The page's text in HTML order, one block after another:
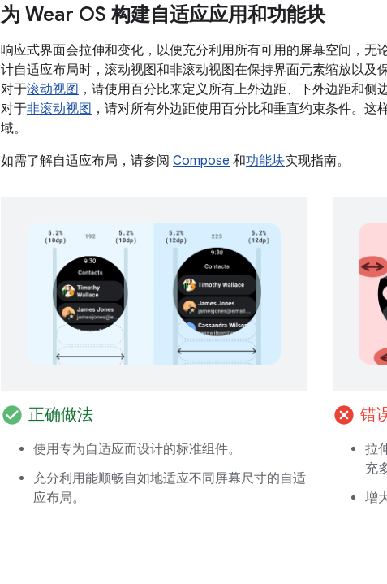
为 Wear OS 构建自适应应用和功能块
响应式界面会拉伸和变化，以便充分利用所有可用的屏幕空间，无
计自适应布局时，滚动视图和非滚动视图在保持界面元素缩放以及
对于滚动视图 ，请使用百分比来定义所有上外边距、下外边距和侧
对于非滚动视图 ，请对所有外边距使用百分比和垂直约束条件。
域。
如需了解自适应布局，请参阅 Compose 和功能块实现指南。
check_circle 正确做法
使用专为自适应而设计的标准组件。
充分利用能顺畅自如地适应不同屏幕尺寸的自适
应布局。
cancel 错
拉
充
增